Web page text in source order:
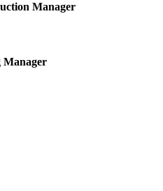
Manager
Manager